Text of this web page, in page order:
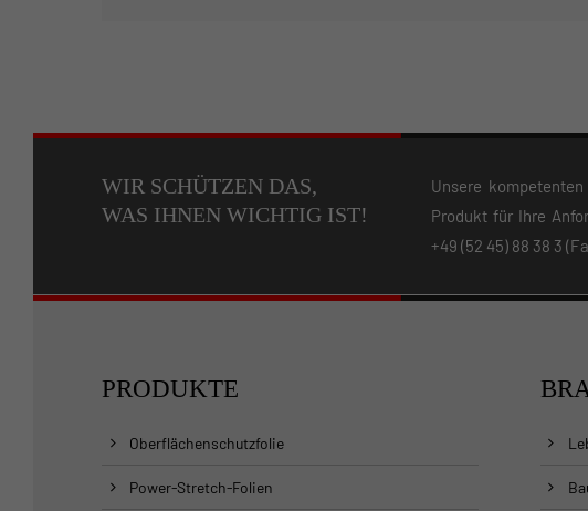
WIR SCHÜTZEN DAS,
WAS IHNEN WICHTIG IST!
Unsere
Produkt für Ihre
+49 (52 45) 88 38 3
PRODUKTE
Oberflächenschutzfolie
Power-Stretch-Folien